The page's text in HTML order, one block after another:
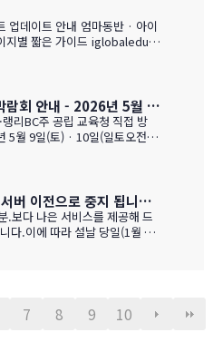
가이드 iglobaleduca
. 이번에는 "엄마동반"과 "아
기준 생활비를 모두 합친 1년
학교와 유학
았습니다. 자녀가 혼자
세 가지 형태를 한 …
노스밴쿠버 · 랭리 IGE 미니 박람회 안내 - 2026년 5월 9일(토) · 10일(일)
리BC주 공립 교육청 직접 방
5월 9일(토) · 10일(일토오전 1
서울시 강남구 언주로 201, 2
01 · 방한 교육청노스밴쿠버
44 밴쿠버 다운타운에서 Lions
착하는 근교 주거 중심 지역입
과, 밴쿠버 메트로 지역 중 가
IGE홈페이지 2월17일(구정) 서버 이전으로 중지 됩니다.- 이해 부탁 드리며
.보다 나은 서비스를 제공해 드
다.이에 따라 설날 당일(1월 29
접속이 일시적으
7 8 9 10